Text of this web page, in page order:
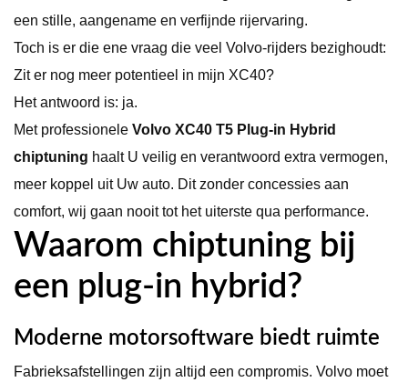
een stille, aangename en verfijnde rijervaring.
Toch is er die ene vraag die veel Volvo-rijders bezighoudt:
Zit er nog meer potentieel in mijn XC40?
Het antwoord is: ja.
Met professionele Volvo XC40 T5 Plug-in Hybrid
chiptuning haalt U veilig en verantwoord extra vermogen,
meer koppel uit Uw auto. Dit zonder concessies aan
comfort, wij gaan nooit tot het uiterste qua performance.
Waarom chiptuning bij
een plug-in hybrid?
Moderne motorsoftware biedt ruimte
Fabrieksafstellingen zijn altijd een compromis. Volvo moet